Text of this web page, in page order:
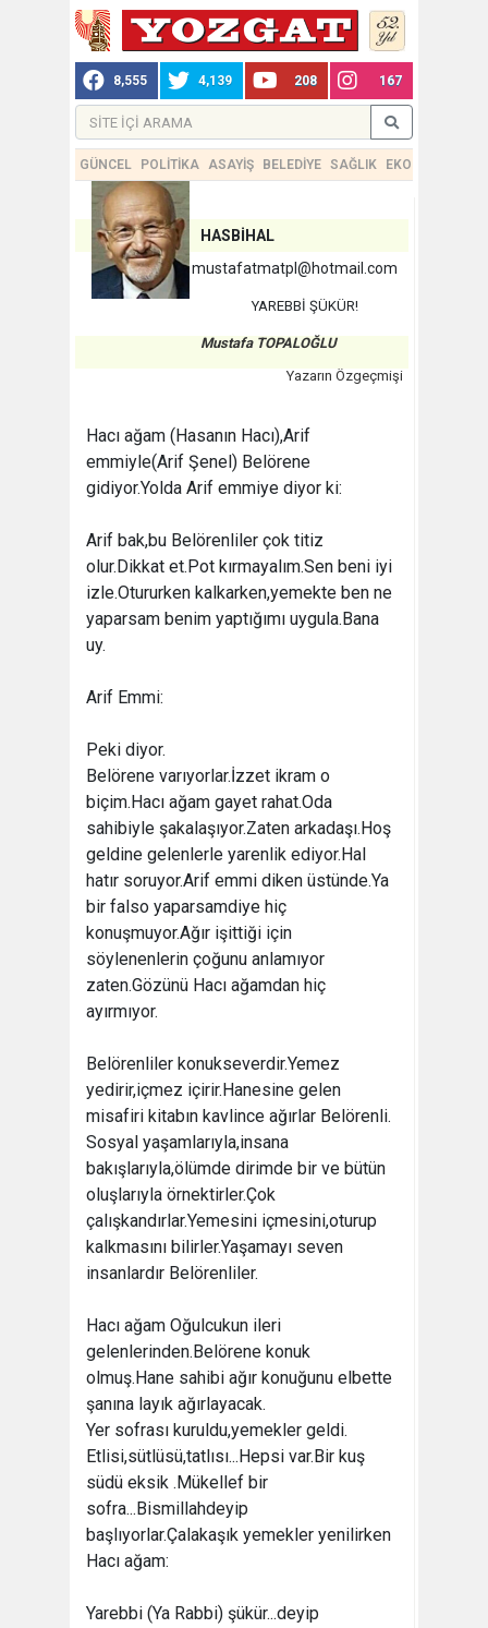
8,555 4,139 208 167
GÜNCEL POLİTİKA ASAYİŞ BELEDİYE SAĞLIK EKONOMİ
HASBİHAL
mustafatmatpl@hotmail.com
YAREBBİ ŞÜKÜR!
Mustafa TOPALOĞLU
Yazarın Özgeçmişi
Hacı ağam (Hasanın Hacı),Arif
emmiyle(Arif Şenel) Belörene
gidiyor.Yolda Arif emmiye diyor ki:
Arif bak,bu Belörenliler çok titiz
olur.Dikkat et.Pot kırmayalım.Sen beni iyi
izle.Otururken kalkarken,yemekte ben ne
yaparsam benim yaptığımı uygula.Bana
uy.
Arif Emmi:
Peki diyor.
Belörene varıyorlar.İzzet ikram o
biçim.Hacı ağam gayet rahat.Oda
sahibiyle şakalaşıyor.Zaten arkadaşı.Hoş
geldine gelenlerle yarenlik ediyor.Hal
hatır soruyor.Arif emmi diken üstünde.Ya
bir falso yaparsamdiye hiç
konuşmuyor.Ağır işittiği için
söylenenlerin çoğunu anlamıyor
zaten.Gözünü Hacı ağamdan hiç
ayırmıyor.
Belörenliler konukseverdir.Yemez
yedirir,içmez içirir.Hanesine gelen
misafiri kitabın kavlince ağırlar Belörenli.
Sosyal yaşamlarıyla,insana
bakışlarıyla,ölümde dirimde bir ve bütün
oluşlarıyla örnektirler.Çok
çalışkandırlar.Yemesini içmesini,oturup
kalkmasını bilirler.Yaşamayı seven
insanlardır Belörenliler.
Hacı ağam Oğulcukun ileri
gelenlerinden.Belörene konuk
olmuş.Hane sahibi ağır konuğunu elbette
şanına layık ağırlayacak.
Yer sofrası kuruldu,yemekler geldi.
Etlisi,sütlüsü,tatlısı...Hepsi var.Bir kuş
südü eksik .Mükellef bir
sofra...Bismillahdeyip
başlıyorlar.Çalakaşık yemekler yenilirken
Hacı ağam:
Yarebbi (Ya Rabbi) şükür...deyip